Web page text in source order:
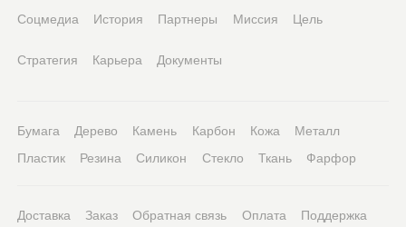
Соцмедиа История Партнеры Миссия Цель
Стратегия Карьера Документы
Бумага Дерево Камень Карбон Кожа
Металл
Пластик
Резина Силикон Стекло Ткань Фарфор
Доставка Заказ Обратная связь Оплата
Поддержка